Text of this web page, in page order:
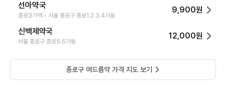
선아약국
종로3가역 • 서울 종로구 종로1.2.3.4가동
9,900원
신백제약국
서울 종로구 종로5.6가동
12,000원
종로구 여드름약 가격 지도 보기